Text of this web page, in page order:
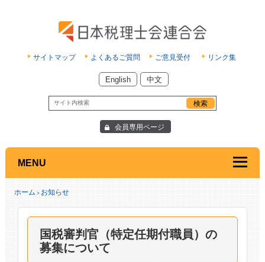
サイトマップ よくあるご質問 ご意見受付 リンク集
English 中文
会員専用ページ
MENU
ホーム > お知らせ
国税審判官（特定任期付職員）の
募集について